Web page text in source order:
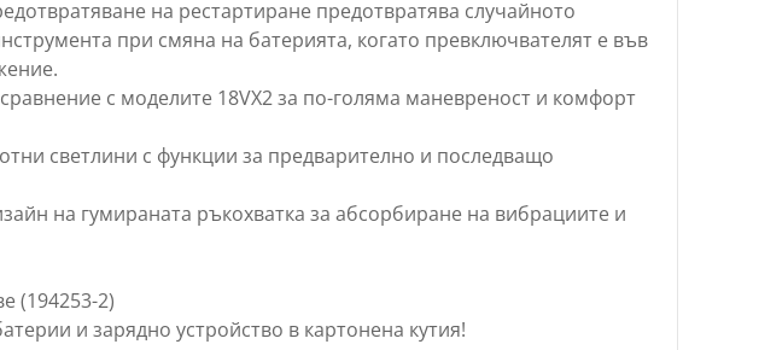
на рестартиране предотвратява случайното
при смяна на батерията, когато превключвателят е във
с моделите 18VX2 за по-голяма маневреност и комфорт
светлини с функции за предварително и последващо
на гумираната ръкохватка за абсорбиране на вибрациите и
(194253-2)
и зарядно устройство в картонена кутия!